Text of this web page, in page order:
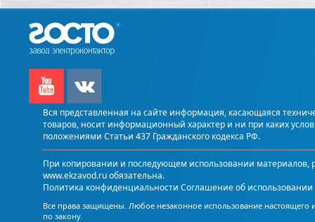
Вся представленная на сайте информация, касающаяся
товаров, носит информационный характер и ни при каких
положениями Статьи 437 Гражданского кодекса РФ.
При копировании и последующем использовании материалов,
www.ekzavod.ru обязательна.
Политика конфиденциальности Соглашение об использовании
Все права защищены. Любое незаконное использование настоящего
по закону.